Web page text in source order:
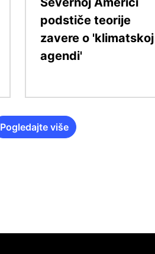
podstiče teorije
zavere o 'klimatskoj
agendi'
Pogledajte više